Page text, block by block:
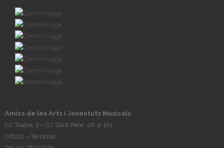
Amics de les Arts i Joventuts Musicals
C/ Teatre, 2 – C/ Sant Pere, 46 1r pis
08221 – Terrassa